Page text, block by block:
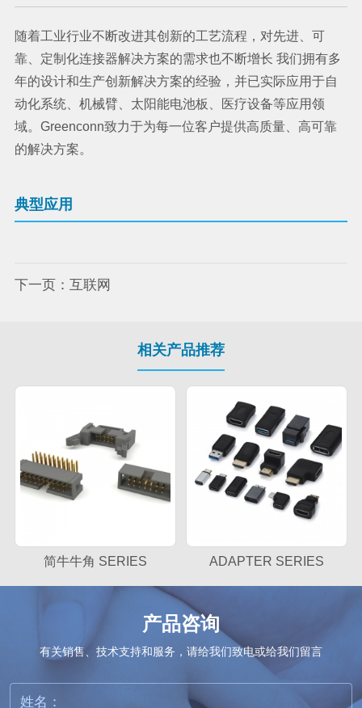
随着工业行业不断改进其创新的工艺流程，对先进、可
靠、定制化连接器解决方案的需求也不断增长 我们拥有多
年的设计和生产创新解决方案的经验，并已实际应用于自
动化系统、机械臂、太阳能电池板、医疗设备等应用领
域。Greenconn致力于为每一位客户提供高质量、高可靠
的解决方案。
典型应用
下一页： 互联网
相关产品推荐
ADAPTER SERIES CABLE
产品咨询
有关销售、技术支持和服务，请给我们致电或给我们留言